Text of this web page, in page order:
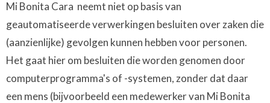
Mi Bonita Cara neemt niet op basis van
geautomatiseerde verwerkingen besluiten over zaken die
(aanzienlijke) gevolgen kunnen hebben voor personen.
Het gaat hier om besluiten die worden genomen door
computerprogramma's of -systemen, zonder dat daar
een mens (bijvoorbeeld een medewerker van Mi Bonita